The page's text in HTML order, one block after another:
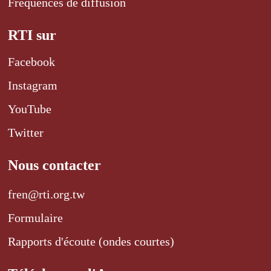
RTI sur
Facebook
Instagram
YouTube
Twitter
Nous contacter
fren@rti.org.tw
Formulaire
Rapports d'écoute (ondes courtes)